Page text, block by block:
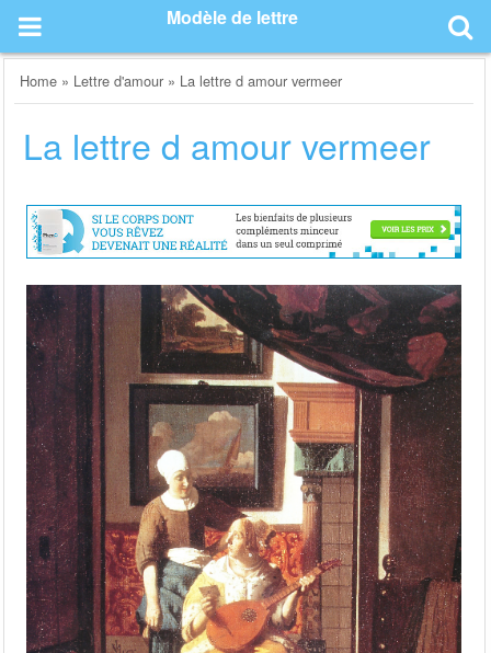
content
Modèle de lettre
Home » Lettre d'amour » La lettre d amour vermeer
La lettre d amour vermeer